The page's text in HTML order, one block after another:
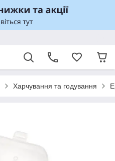
Харчування та годування